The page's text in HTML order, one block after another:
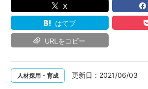
X
はてブ
URLをコピー
人材採用・育成 更新日： 2021/06/03